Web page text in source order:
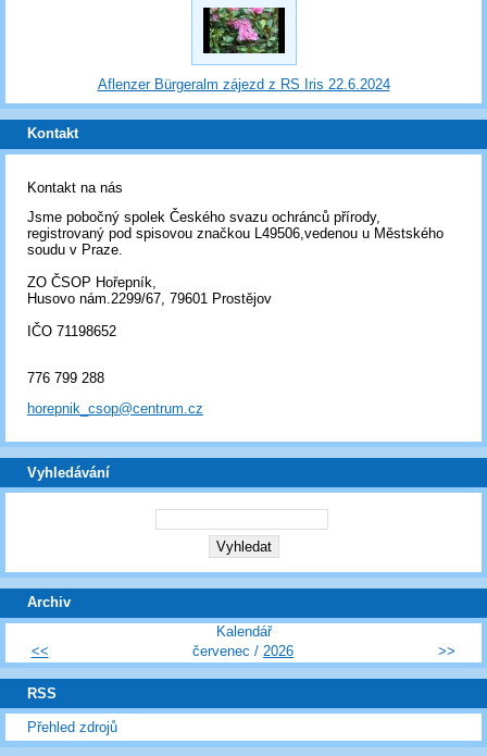
Aflenzer Bürgeralm zájezd z RS Iris 22.6.2024
Kontakt
Kontakt na nás
Jsme pobočný spolek Českého svazu ochránců přírody,
registrovaný pod spisovou značkou L49506,vedenou u Městského
soudu v Praze.
ZO ČSOP Hořepník,
Husovo nám.2299/67, 79601 Prostějov
IČO 71198652
776 799 288
horepnik_csop@centrum.cz
Vyhledávání
Archiv
Kalendář
<<
červenec / 2026 >>
RSS
Přehled zdrojů